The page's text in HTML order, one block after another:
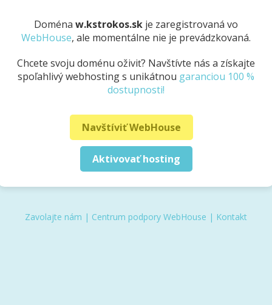
Doména w.kstrokos.sk je zaregistrovaná vo
WebHouse, ale momentálne nie je prevádzkovaná.
Chcete svoju doménu oživiť? Navštívte nás a získajte
spoľahlivý webhosting s unikátnou garanciou 100 %
dostupnosti!
Navštíviť WebHouse
Aktivovať hosting
Zavolajte nám | Centrum podpory WebHouse | Kontakt